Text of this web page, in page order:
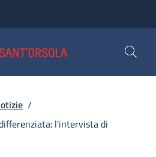
/
l'intervista di